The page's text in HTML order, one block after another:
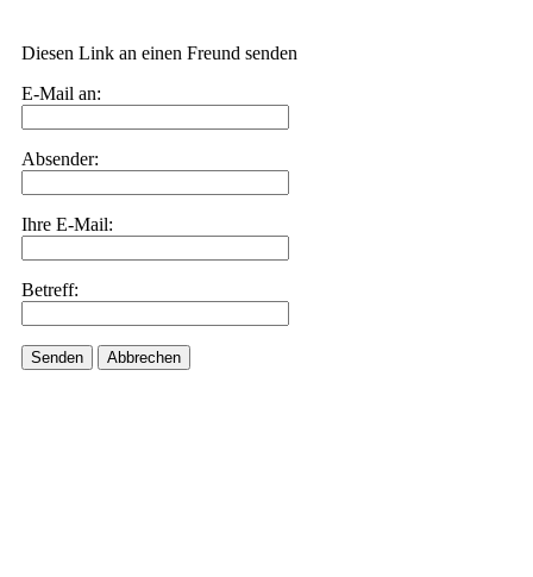
Diesen Link an einen Freund senden
E-Mail an:
Absender:
Ihre E-Mail:
Betreff:
Senden Abbrechen